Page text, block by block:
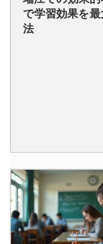
で学習効果を最
法